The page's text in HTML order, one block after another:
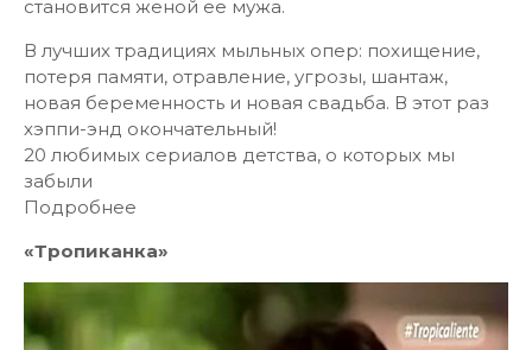
становится женой ее мужа.
В лучших традициях мыльных опер: похищение,
потеря памяти, отравление, угрозы, шантаж,
новая беременность и новая свадьба. В этот раз
хэппи-энд окончательный!
20 любимых сериалов детства, о которых мы
забыли
Подробнее
«Тропиканка»